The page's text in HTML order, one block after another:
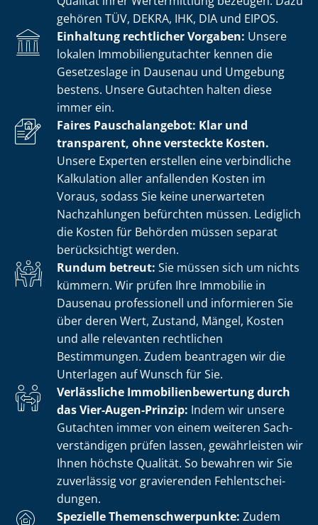
gehören TÜV, DEKRA, IHK, DIA und EIPOS.
Einhaltung rechtlicher Vorgaben: Unsere
lokalen Im­mo­bi­li­en­gut­ach­ter kennen die
Gesetzeslage in Dausenau und Umgebung
bestens. Unsere Gutachten halten diese
immer ein.
Faires Pauschalangebot: Klar und
transparent, ohne versteckte Kosten.
Unsere Experten erstellen eine verbindliche
Kalkulation aller anfallenden Kosten im
Voraus, sodass Sie keine unerwarteten
Nachzahlungen befürchten müssen. Lediglich
die Kosten für Behörden müssen separat
berücksichtigt werden.
Rundum betreut: Sie müssen sich um nichts
kümmern. Wir prüfen Ihre Immobilie in
Dausenau professionell und informieren Sie
über deren Wert, Zustand, Mängel, Kosten
und alle relevanten rechtlichen
Bestimmungen. Zudem beantragen wir die
Unterlagen auf Wunsch für Sie.
Verlässliche Im­mo­bi­li­en­be­wer­tung durch
das Vier-Augen-Prinzip: Indem wir unsere
Gutachten immer von einem weiteren Sach­
ver­stän­di­gen prüfen lassen, gewährleisten wir
Ihnen höchste Qualität. So bewahren wir Sie
zuverlässig vor gravierenden Fehl­ent­schei­
dun­gen.
Spezielle The­men­schwer­punk­te: Zudem